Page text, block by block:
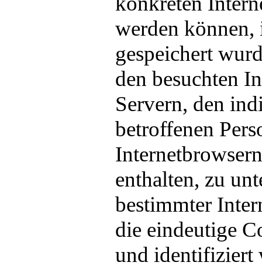
werden können,
gespeichert
den besuchten
Servern, den
betroffenen
enthalten, zu
bestimmter
die eindeutige
und identifiziert